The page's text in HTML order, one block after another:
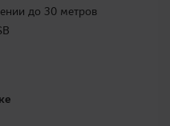
до 30 метров